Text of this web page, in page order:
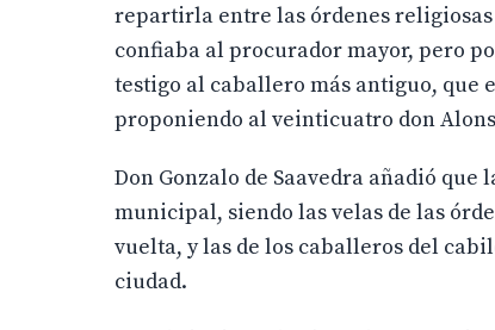
repartirla entre las órdenes
confiaba al procurador mayor, pero
testigo al caballero más antiguo, que
proponiendo al veinticuatro don
Don Gonzalo de Saavedra añadió
municipal, siendo las velas de las
vuelta, y las de los caballeros del
ciudad.